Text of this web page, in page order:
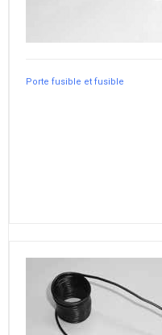
Porte fusible et fusible